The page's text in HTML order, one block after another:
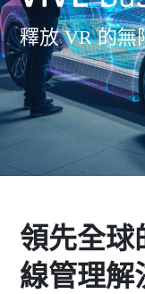
|
VIVE
Business
台
釋放 VR 的無
領先全球
線管理解